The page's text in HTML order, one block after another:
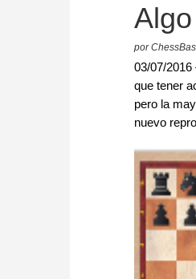
por
03/07/
que tener
pero la
nuevo